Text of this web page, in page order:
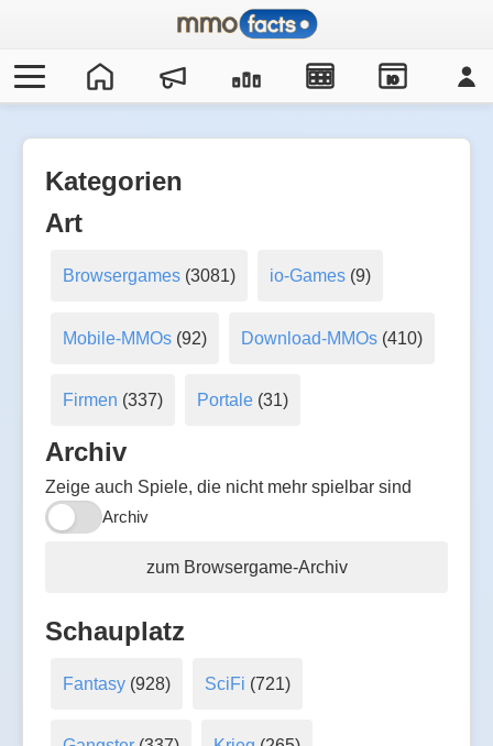
IO
Kategorien
Art
Browsergames(3081) io-Games (9)
Mobile-MMOs(92) Download-MMOs (410)
Firmen (337) Portale (31)
Archiv
Zeige auch Spiele, die nicht mehr spielbar sind
Archiv
zum Browsergame-Archiv
Schauplatz
Fantasy(928) SciFi (721)